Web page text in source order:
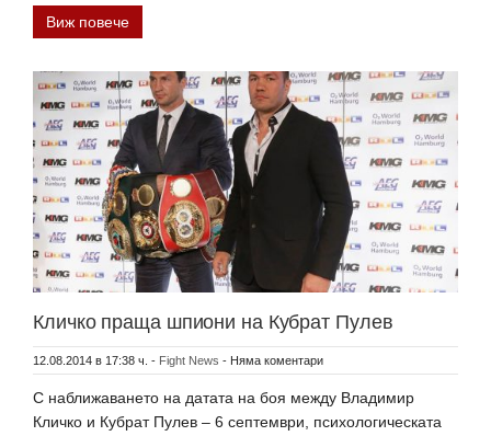
Виж повече
Кличко праща шпиони на Кубрат Пулев
12.08.2014 в 17:38 ч. - Fight News - Няма коментари
С наближаването на датата на боя между Владимир
Кличко и Кубрат Пулев – 6 септември, психологическата